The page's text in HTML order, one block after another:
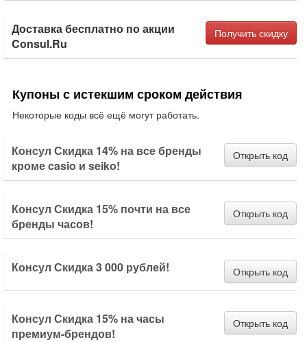
Доставка бесплатно по акции
Consul.Ru
Получить скидку
Купоны с истекшим сроком действия
Некоторые коды всё ещё могут работать.
Консул Скидка 14% на все бренды
кроме casio и seiko!
Открыть код
Консул Скидка 15% почти на все
бренды часов!
Открыть код
Консул Скидка 3 000 рублей! Открыть код
Консул Скидка 15% на часы
премиум-брендов!
Открыть код